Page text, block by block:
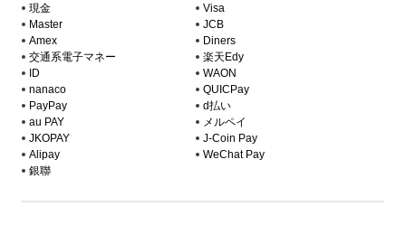
現金
Visa
Master
JCB
Amex
Diners
交通系電子マネー
楽天Edy
ID
WAON
nanaco
QUICPay
PayPay
d払い
au PAY
メルペイ
JKOPAY
J-Coin Pay
Alipay
WeChat Pay
銀聯